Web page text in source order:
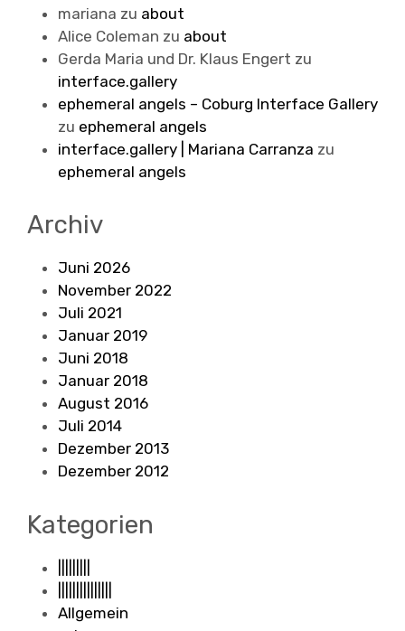
mariana zu about
Alice Coleman zu about
Gerda Maria und Dr. Klaus Engert zu
interface.gallery
ephemeral angels – Coburg Interface Gallery
zu ephemeral angels
interface.gallery | Mariana Carranza zu
ephemeral angels
Archiv
Juni 2026
November 2022
Juli 2021
Januar 2019
Juni 2018
Januar 2018
August 2016
Juli 2014
Dezember 2013
Dezember 2012
Kategorien
Allgemein